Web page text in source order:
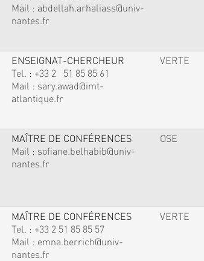
Mail : abdellah.arhaliass@univ-
nantes.fr
ENSEIGNAT-CHERCHEUR
Tel. : +33 2 51 85 85 61
Mail : sary.awad@imt-
atlantique.fr
VERTE
MAÎTRE DE CONFÉRENCES
Mail : sofiane.belhabib@univ-
nantes.fr
OSE
MAÎTRE DE CONFÉRENCES
Tel. : +33 2 51 85 85 57
Mail : emna.berrich@univ-
nantes.fr
VERTE